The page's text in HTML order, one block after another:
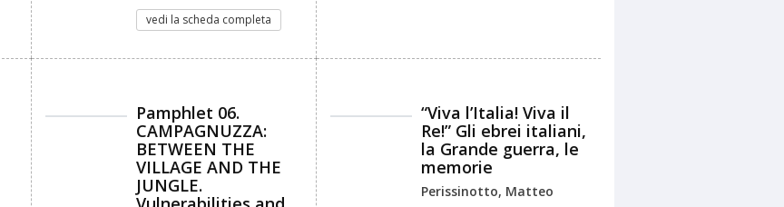
vedi la scheda completa
Pamphlet 06.
CAMPAGNUZZA:
BETWEEN THE
VILLAGE AND THE
JUNGLE.
“Viva l’Italia! Viva il
Re!” Gli ebrei italiani,
la Grande guerra, le
memorie
Perissinotto, Matteo